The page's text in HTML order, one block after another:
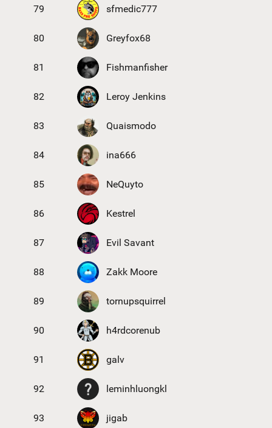
79 sfmedic777
80 Greyfox68
81 Fishmanfisher
82 Leroy Jenkins
83 Quaismodo
84 ina666
85 NeQuyto
86 Kestrel
87 Evil Savant
88 Zakk Moore
89 tornupsquirrel
90 h4rdcorenub
91 galv
92 leminhluongkl
93 jigab